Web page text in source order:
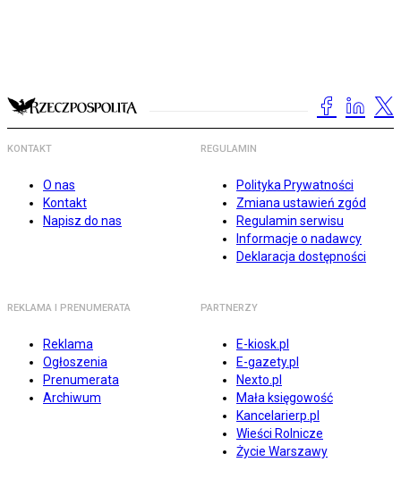
KONTAKT
O nas
Kontakt
Napisz do nas
REGULAMIN
Polityka Prywatności
Zmiana ustawień zgód
Regulamin serwisu
Informacje o nadawcy
Deklaracja dostępności
REKLAMA I PRENUMERATA
Reklama
Ogłoszenia
Prenumerata
Archiwum
PARTNERZY
E-kiosk.pl
E-gazety.pl
Nexto.pl
Mała księgowość
Kancelarierp.pl
Wieści Rolnicze
Życie Warszawy